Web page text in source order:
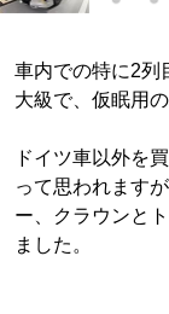
車内での特に2列
大級で、仮眠用
ドイツ車以外を
って思われます
ー、クラウンと
ました。